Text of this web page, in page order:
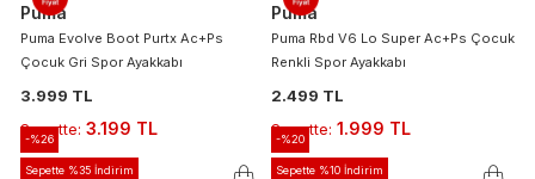
Puma
Puma Evolve Boot Purtx Ac+Ps
Çocuk Gri Spor Ayakkabı
3.999 TL
Sepette: 3.199 TL
Puma
Puma Rbd V6 Lo Super Ac+Ps Çocuk
Renkli Spor Ayakkabı
2.499 TL
Sepette: 1.999 TL
-%26
Sepette %35 İndirim
-%20
Sepette %10 İndirim